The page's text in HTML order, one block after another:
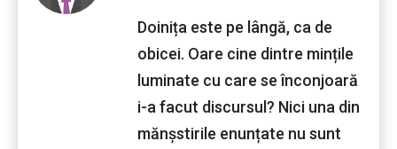
Doinița este pe lângă, ca de
obicei. Oare cine dintre mințile
luminate cu care se înconjoară
i-a facut discursul? Nici una din
mănșstirile enunțate nu sunt